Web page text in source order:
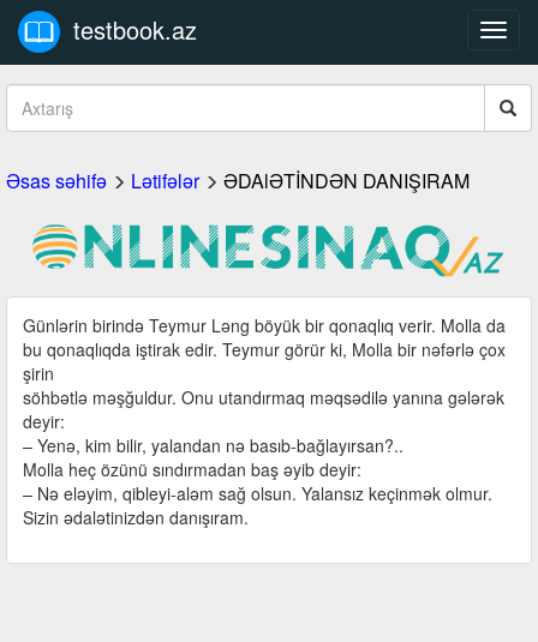
testbook.az
Əsas səhifə Lətifələr ƏDAlƏTİNDƏN DANIŞIRAM
Günlərin birində Teymur Ləng böyük bir qonaqlıq verir. Molla da
bu qonaqlıqda iştirak edir. Teymur görür ki, Molla bir nəfərlə çox
şirin
söhbətlə məşğuldur. Onu utandırmaq məqsədilə yanına gələrək
deyir:
– Yenə, kim bilir, yalandan nə basıb-bağlayırsan?..
Molla heç özünü sındırmadan baş əyib deyir:
– Nə eləyim, qibleyi-aləm sağ olsun. Yalansız keçinmək olmur.
Sizin ədalətinizdən danışıram.